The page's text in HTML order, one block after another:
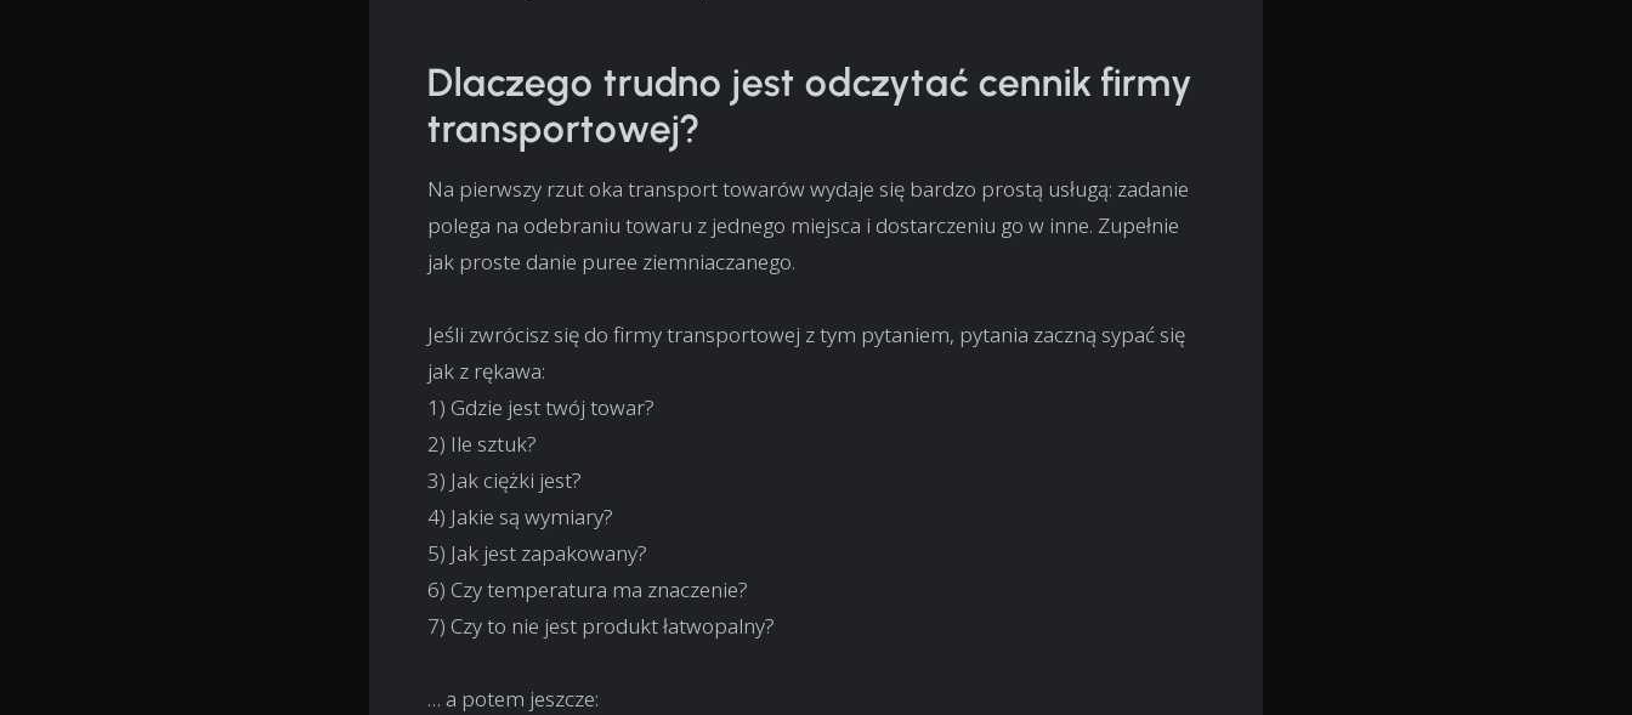
Dlaczego trudno jest odczytać cennik firmy
transportowej?
Na pierwszy rzut oka transport towarów wydaje się bardzo prostą usługą: zadanie
polega na odebraniu towaru z jednego miejsca i dostarczeniu go w inne. Zupełnie
jak proste danie puree ziemniaczanego.
Jeśli zwrócisz się do firmy transportowej z tym pytaniem, pytania zaczną sypać się
jak z rękawa:
1) Gdzie jest twój towar?
2) Ile sztuk?
3) Jak ciężki jest?
4) Jakie są wymiary?
5) Jak jest zapakowany?
6) Czy temperatura ma znaczenie?
7) Czy to nie jest produkt łatwopalny?
… a potem jeszcze: